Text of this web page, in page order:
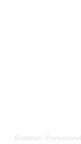
Ersatzteil -